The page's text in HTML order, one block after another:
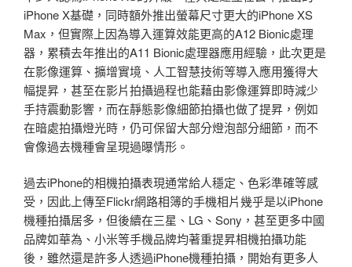
iPhone X基礎，同時額外推出螢幕尺寸更大的iPhone XS
Max，但實際上因為導入運算效能更高的A12 Bionic處理
器，累積去年推出的A11 Bionic處理器應用經驗，此次更是
在影像運算、擴增實境、人工智慧技術等導入應用獲得大
幅提昇，甚至在影片拍攝過程也能藉由影像運算即時減少
手持震動影響，而在靜態影像細節拍攝也做了提昇，例如
在暗處拍攝燈光時，仍可保留大部分燈泡部分細節，而不
會像過去機種會呈現過曝情形。
過去iPhone的相機拍攝表現通常給人穩定、色彩準確等感
受，因此上傳至Flickr網路相簿的手機相片幾乎是以iPhone
機種拍攝居多，但後續在三星、LG、Sony，甚至更多中國
品牌如華為、小米等手機品牌均著重提昇相機拍攝功能
後，雖然還是許多人透過iPhone機種拍攝，開始有更多人